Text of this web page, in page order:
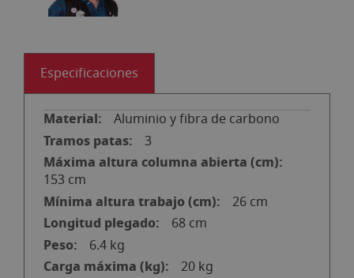
Especificaciones
Aluminio y fibra de carbono
3
153 cm
26 cm
68 cm
6.4 kg
20 kg